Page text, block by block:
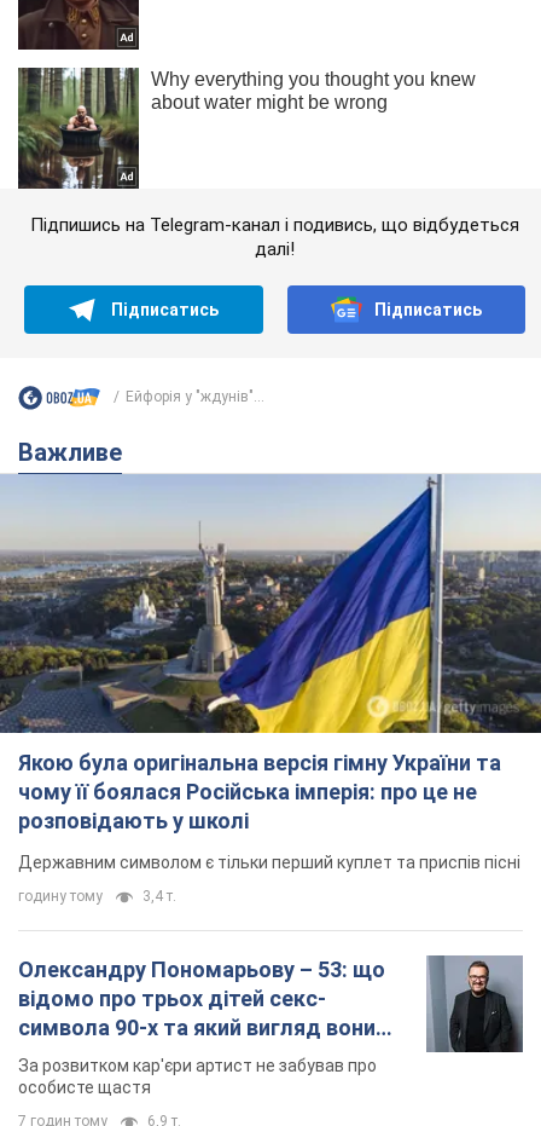
Підпишись на Telegram-канал і подивись, що відбудеться
далі!
Підписатись Підписатись
Ейфорія у "ждунів"...
Важливе
Якою була оригінальна версія гімну України та
чому її боялася Російська імперія: про це не
розповідають у школі
Державним символом є тільки перший куплет та приспів пісні
годину тому 3,4 т.
Олександру Пономарьову – 53: що
відомо про трьох дітей секс-
символа 90-х та який вигляд вони
мають
За розвитком кар'єри артист не забував про
особисте щастя
7 годин тому 6,9 т.